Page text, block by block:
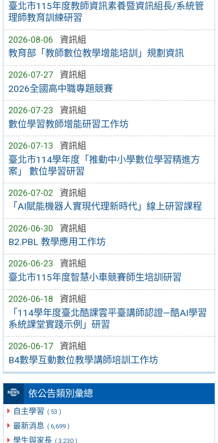
臺北市115年度教師資訊素養暨資訊組長/系統管
理師教育訓練研習
2026-08-06 資訊組
教育部「教師數位教學增能培訓」規劃資訊
2026-07-27 資訊組
2026全國高中職專題競賽
2026-07-23 資訊組
數位學習教師增能研習工作坊
2026-07-13 資訊組
臺北市114學年度「推動中小學數位學習精進方
案」 數位學習研習
2026-07-02 資訊組
「AI賦能機器人實現代理新時代」線上研習課程
2026-06-30 資訊組
B2.PBL 教學應用工作坊
2026-06-23 資訊組
臺北市115年度智慧小車競賽師生培訓研習
2026-06-18 資訊組
「114學年度臺北酷課雲平臺講師認證—酷AI學習
系統課堂實踐示例」研習
2026-06-17 資訊組
B4數學互動數位教學講師培訓工作坊
依公告類別彙總
自主學習 ( 53 )
最新消息 ( 6,699 )
學生與家長 ( 3,230 )